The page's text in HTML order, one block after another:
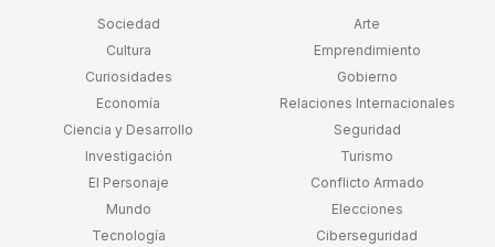
Sociedad
Cultura
Curiosidades
Economía
Ciencia y Desarrollo
Investigación
El Personaje
Mundo
Tecnología
Arte
Emprendimiento
Gobierno
Relaciones Internacionales
Seguridad
Turismo
Conflicto Armado
Elecciones
Ciberseguridad